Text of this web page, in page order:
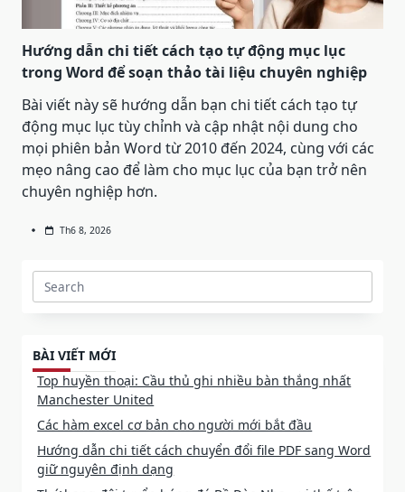
Hướng dẫn chi tiết cách tạo tự động mục lục
trong Word để soạn thảo tài liệu chuyên nghiệp
Bài viết này sẽ hướng dẫn bạn chi tiết cách tạo tự
động mục lục tùy chỉnh và cập nhật nội dung cho
mọi phiên bản Word từ 2010 đến 2024, cùng với các
mẹo nâng cao để làm cho mục lục của bạn trở nên
chuyên nghiệp hơn.
Th6 8, 2026
Search
BÀI VIẾT MỚI
Top huyền thoại: Cầu thủ ghi nhiều bàn thắng nhất
Manchester United
Các hàm excel cơ bản cho người mới bắt đầu
Hướng dẫn chi tiết cách chuyển đổi file PDF sang Word
giữ nguyên định dạng